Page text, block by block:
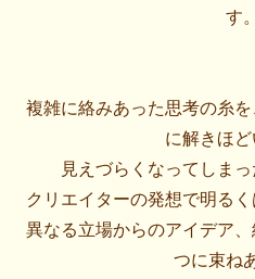
す。
複雑に絡みあった思考の糸
に解きほど
見えづらくなってしま
クリエイターの発想で明る
異なる立場からのアイデア
つに束ね